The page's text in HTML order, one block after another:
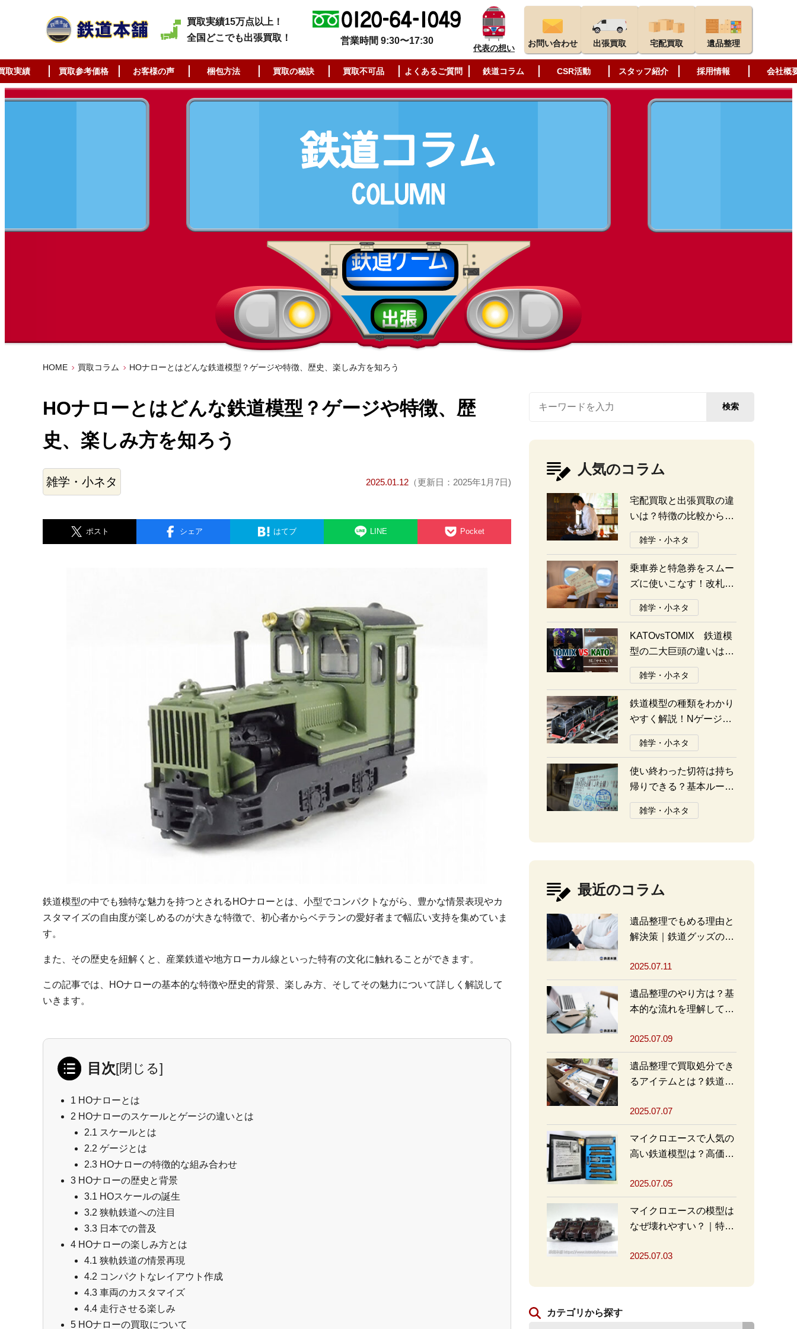
買取実績15万点以上！
全国どこでも出張買取！
営業時間 9:30〜17:30
代表の想い お問い合わせ 出張買取 宅配買取 遺品整理
取実績 買取参考価格 お客様の声 梱包方法 買取の秘訣 買取不可品 よくあるご質問 鉄道コラム CSR活動 スタッフ紹介 採用情報 会社概
HOME 買取コラム HOナローとはどんな鉄道模型？ゲージや特徴、歴史、楽しみ方を知ろう
HOナローとはどんな鉄道模型？ゲージや特徴、歴
史、楽しみ方を知ろう
雑学・小ネタ 2025.01.12 （更新日：2025年1月7日)
ポスト シェア はてブ LINE Pocket
鉄道模型の中でも独特な魅力を持つとされるHOナローとは、小型でコンパクトながら、豊かな情景表現やカ
スタマイズの自由度が楽しめるのが大きな特徴で、初心者からベテランの愛好者まで幅広い支持を集めていま
す。
また、その歴史を紐解くと、産業鉄道や地方ローカル線といった特有の文化に触れることができます。
この記事では、HOナローの基本的な特徴や歴史的背景、楽しみ方、そしてその魅力について詳しく解説して
いきます。
目次[閉じる]
1 HOナローとは
2 HOナローのスケールとゲージの違いとは
2.1 スケールとは
2.2 ゲージとは
2.3HOナローの特徴的な組み合わせ
3 HOナローの歴史と背景
3.1 HOスケールの誕生
3.2 狭軌鉄道への注目
3.3日本での普及
4 HOナローの楽しみ方とは
4.1 狭軌鉄道の情景再現
4.2 コンパクトなレイアウト作成
4.3車両のカスタマイズ
4.4走行させる楽しみ
5 HOナローの買取について
検索
人気のコラム
宅配買取と出張買取の違
いは？特徴の比較から探
る選び方のポイント
雑学・小ネタ
乗車券と特急券をスムー
ズに使いこなす！改札の
通り方ガイド
雑学・小ネタ
KATOvsTOMIX 鉄道模
型の二大巨頭の違いは何
か？あなたはどっち派？
雑学・小ネタ
鉄道模型の種類をわかり
やすく解説！Nゲージ、
Oゲージ、Zゲージなど
の違いについて
雑学・小ネタ
使い終わった切符は持ち
帰りできる？基本ルール
と注意点
雑学・小ネタ
最近のコラム
遺品整理でもめる理由と
解決策｜鉄道グッズの整
2025.07.11
遺品整理のやり方は？基
本的な流れを理解して買
めよう
2025.07.09
遺品整理で買取処分でき
るアイテムとは？鉄道グ
も
2025.07.07
マイクロエースで人気の
高い鉄道模型は？高価買
2025.07.05
マイクロエースの模型は
なぜ壊れやすい？｜特徴
2025.07.03
カテゴリから探す